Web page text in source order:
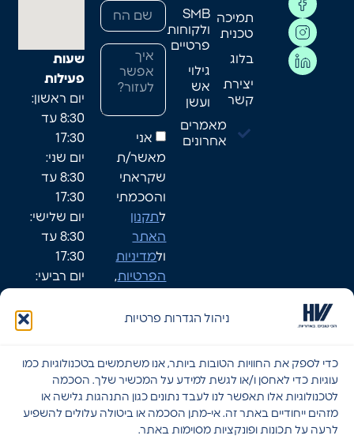
ניהול הגדרות פרטיות
כדי לספק את החוויות הטובות ביותר, אנו משתמשים בטכנולוגיות כמו
עוגיות כדי לאחסן ו/או לגשת למידע על המכשיר שלך. הסכמה
לטכנולוגיות אלו תאפשר לנו לעבד נתונים כגון התנהגות גלישה או
מזהים ייחודיים באתר זה. אי-מתן הסכמה או ביטולה עלולים להשפיע
לרעה על תכונות ופונקציות מסוימות באתר.
תמיכה
טכנית
בלוג
יצירת
קשר
מאמרים
אחרונים
SMB
ולקוחות
פרטיים
גילוי
אש
ועשן
אני
מאשר/ת
שקראתי
והסכמתי
לתקנון
האתר
ולמדיניות
הפרטיות,
שעות
פעילות
יום ראשון:
8:30 עד
17:30
יום שני:
8:30 עד
17:30
יום שלישי:
8:30 עד
17:30
יום רביעי:
יום חמישי:
שבת: סגור